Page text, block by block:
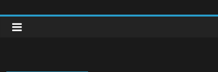
to
content
clipnonglive.com